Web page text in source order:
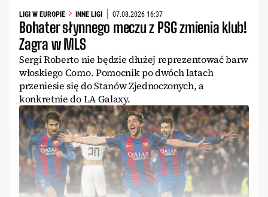
LIGI W EUROPIE INNE LIGI 07.08.2026 16:37
Bohater słynnego meczu z PSG zmienia klub!
Zagra w MLS
Sergi Roberto nie będzie dłużej reprezentować barw
włoskiego Como. Pomocnik po dwóch latach
przeniesie się do Stanów Zjednoczonych, a
konkretnie do LA Galaxy.